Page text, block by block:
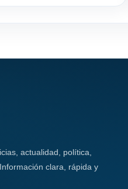
actualidad, política,
clara, rápida y